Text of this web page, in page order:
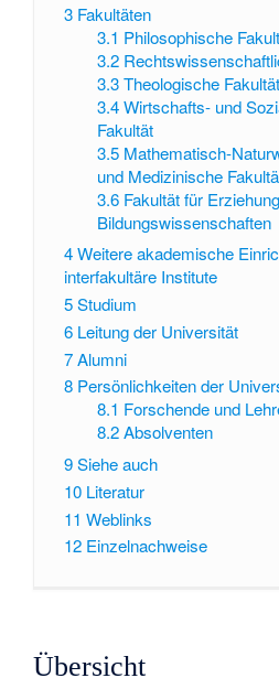
3 Fakultäten
3.1 Philosophische
3.2
3.3 Theologische Fakultät
3.4 Wirtschafts- und
Fakultät
3.5 Mathematisch-
und Medizinische
3.6 Fakultät für
Bildungswissenschaften
4Weitere akademische
interfakultäre Institute
5Studium
6 Leitung der Universität
7Alumni
8 Persönlichkeiten der
8.1 Forschende und
8.2 Absolventen
9Siehe auch
10 Literatur
11 Weblinks
12 Einzelnachweise
Übersicht